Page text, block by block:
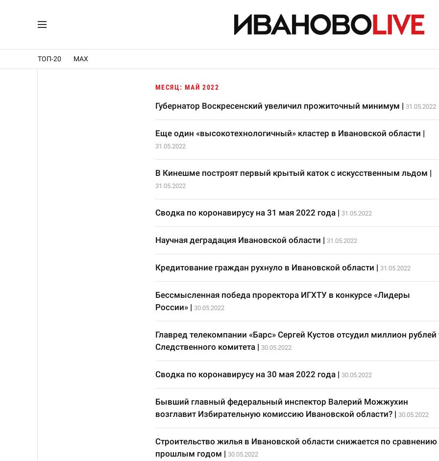
ТОП-20 MAX
МЕСЯЦ: МАЙ 2022
Губернатор Воскресенский увеличил прожиточный минимум | 31.05.2022
Еще один «высокотехнологичный» кластер в Ивановской области |
31.05.2022
В Кинешме построят первый крытый каток с искусственным льдом |
31.05.2022
Сводка по коронавирусу на 31 мая 2022 года| 31.05.2022
Научная деградация Ивановской области | 31.05.2022
Кредитование граждан рухнуло в Ивановской области | 31.05.2022
Бессмысленная победа проректора ИГХТУ в конкурсе «Лидеры
России»| 30.05.2022
Главред телекомпании «Барс» Сергей Кустов отсудил миллион рублей
Следственного комитета| 30.05.2022
Сводка по коронавирусу на 30 мая 2022 года| 30.05.2022
Бывший главный федеральный инспектор Валерий Можжухин
возглавит Избирательную комиссию Ивановской области?| 30.05.2022
Строительство жилья в Ивановской области снижается по сравнению
прошлым годом | 30.05.2022